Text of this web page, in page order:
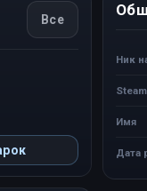
Все
Ник
Имя
Дата